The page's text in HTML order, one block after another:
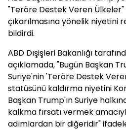
"Teröre Destek Veren
çıkarılmasına yönelik niyetini
bildirdi.
ABD Dışişleri Bakanlığı
açıklamada, "Bugün Başkan
Suriye'nin 'Teröre Destek
statüsünü kaldırma niyetini
Başkan Trump'ın Suriye
kalkma fırsatı vermek
adımlardan bir diğeridir"